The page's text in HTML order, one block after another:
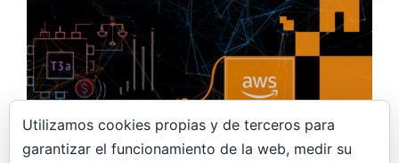
Utilizamos cookies propias y de terceros para
garantizar el funcionamiento de la web, medir su